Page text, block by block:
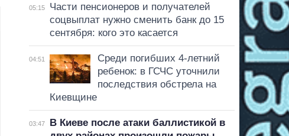
05:15
Части пенсионеров и получателей
соцвыплат нужно сменить банк до 15
сентября: кого это касается
04:51
Среди погибших 4-летний
ребенок: в ГСЧС уточнили
последствия обстрела на
Киевщине
03:47
В Киеве после атаки баллистикой в